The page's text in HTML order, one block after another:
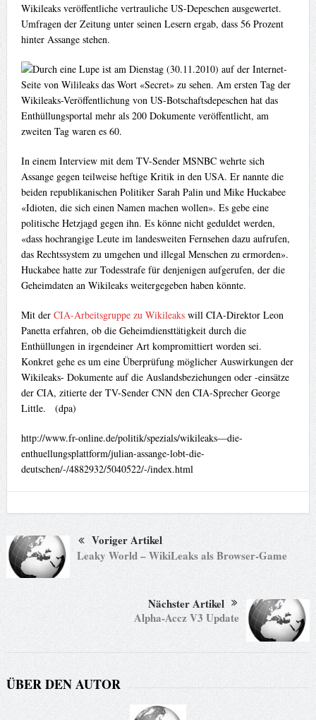
Wikileaks veröffentliche vertrauliche US-Depeschen ausgewertet.
Umfragen der Zeitung unter seinen Lesern ergab, dass 56 Prozent
hinter Assange stehen.
In einem Interview mit dem TV-Sender MSNBC wehrte sich
Assange gegen teilweise heftige Kritik in den USA. Er nannte die
beiden republikanischen Politiker Sarah Palin und Mike Huckabee
«Idioten, die sich einen Namen machen wollen». Es gebe eine
politische Hetzjagd gegen ihn. Es könne nicht geduldet werden,
«dass hochrangige Leute im landesweiten Fernsehen dazu aufrufen,
das Rechtssystem zu umgehen und illegal Menschen zu ermorden».
Huckabee hatte zur Todesstrafe für denjenigen aufgerufen, der die
Geheimdaten an Wikileaks weitergegeben haben könnte.
Mit der CIA-Arbeitsgruppe zu Wikileakswill CIA-Direktor Leon
Panetta erfahren, ob die Geheimdiensttätigkeit durch die
Enthüllungen in irgendeiner Art kompromittiert worden sei.
Konkret gehe es um eine Überprüfung möglicher Auswirkungen der
Wikileaks- Dokumente auf die Auslandsbeziehungen oder -einsätze
der CIA, zitierte der TV-Sender CNN den CIA-Sprecher George
Little. (dpa)
http://www.fr-online.de/politik/spezials/wikileaks—die-
enthuellungsplattform/julian-assange-lobt-die-
deutschen/-/4882932/5040522/-/index.html
Voriger Artikel
Leaky World – WikiLeaks als Browser-Game
Nächster Artikel
Alpha-Accz V3 Update
ÜBER DEN AUTOR